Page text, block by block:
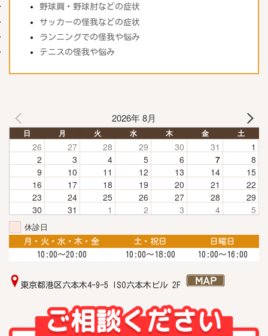
野球肩・野球肘などの症状
サッカーの怪我などの症状
ランニングでの怪我や悩み
テニスの怪我や悩み
2026年 8月
日 月 火 水 木 金 土
26 27 28 29 30 31
1
2
3 4 5 6 7
8
9
10 11 12 13 14
15
16
17 18 19 20 21
22
23
24 25 26 27 28
29
30
31 1 2 3 4 5
休診日
月・火・水・木・金 土・祝日
日曜日
10:00〜20:00
10:00〜18:00 10:00～16:00
東京都港区六本木4-9-5 ISO六本木ビル 2F